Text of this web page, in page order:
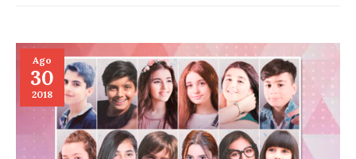
Ago
30
2018